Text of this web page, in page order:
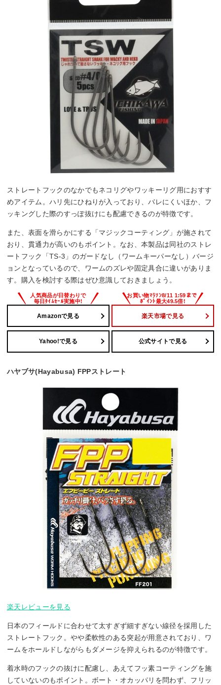
ストレートフックのなかでもネコリグやワッキーリグ用におすす
めアイテム。ハリ先にひねりが入っており、バレにくいほか、フ
ッキングした際のすっぽ抜けにも配慮できるのが特徴です。
また、表面を滑らかにする「マジックコーティング」が施されて
おり、貫通力が高いのもポイント。なお、本製品は同社のストレ
ートフック「TS-3」のガードなし（ワームキーパーなし）バージ
ョンとなっているので、ワームのズレや固定具合に違いがありま
す。購入を検討する際はぜひ意識しておきましょう。
Amazonで見る 楽天市場で見る
Yahoo!で見る 公式サイトで見る
ハヤブサ(Hayabusa) FPPストレート
楽天レビューを見る
日本のフィールドに合わせて太すぎず細すぎない線径を採用した
ストレートフック。やや柔軟性のある突起が用意されており、ワ
ームをホールドしながらもダメージを抑えられるのが特徴です。
着水時のフックの抜けに配慮し、あえてフッ素コーティングを施
していないのもポイント。ボート・オカッパリを問わず、フリッ